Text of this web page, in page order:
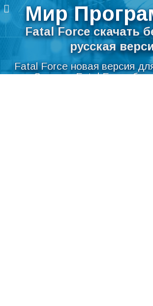
Мир
Fatal Force скачать
русская
Fatal Force новая версия
Скачать Fatal Force